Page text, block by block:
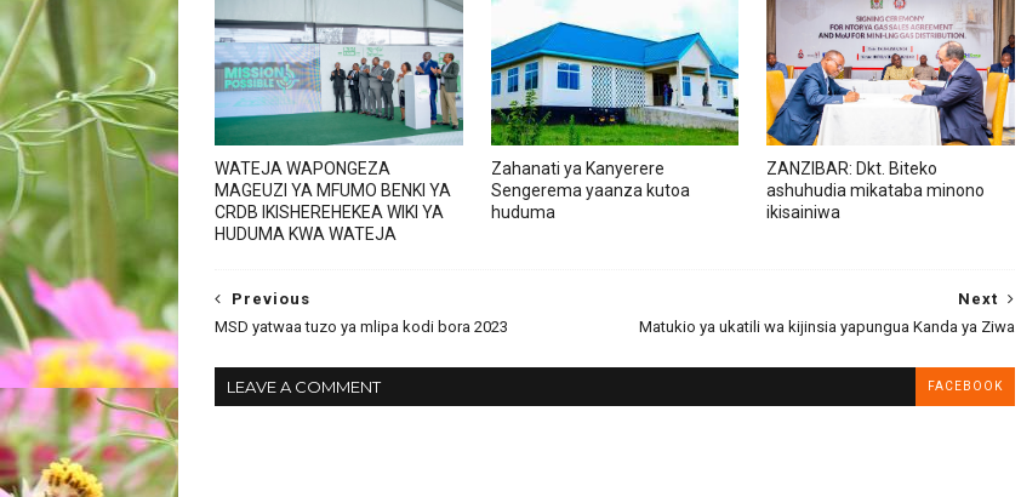
WATEJA WAPONGEZA
MAGEUZI YA MFUMO BENKI YA
CRDB IKISHEREHEKEA WIKI YA
HUDUMA KWA WATEJA
Zahanati ya Kanyerere
Sengerema yaanza kutoa
huduma
ZANZIBAR: Dkt. Biteko
ashuhudia mikataba minono
ikisainiwa
Next
Matukio ya ukatili wa kijinsia yapungua Kanda ya Ziwa
Previous
MSD yatwaa tuzo ya mlipa kodi bora 2023
LEAVE A COMMENT FACEBOOK